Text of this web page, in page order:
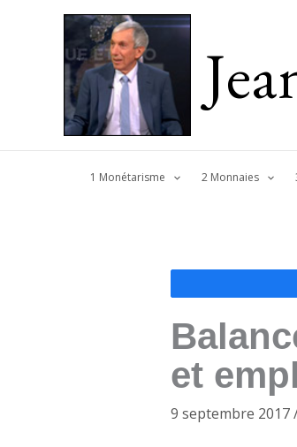
1 Monétarisme 2 Monnaies
et
9 septembre 2017